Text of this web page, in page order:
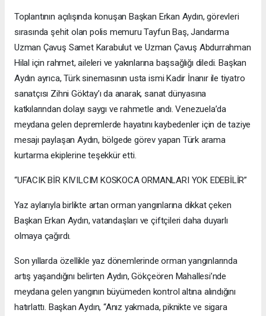
Toplantının açılışında konuşan Başkan Erkan Aydın, görevleri
sırasında şehit olan polis memuru Tayfun Baş, Jandarma
Uzman Çavuş Samet Karabulut ve Uzman Çavuş Abdurrahman
Hilal için rahmet, aileleri ve yakınlarına başsağlığı diledi. Başkan
Aydın ayrıca, Türk sinemasının usta ismi Kadir İnanır ile tiyatro
sanatçısı Zihni Göktay’ı da anarak, sanat dünyasına
katkılarından dolayı saygı ve rahmetle andı. Venezuela’da
meydana gelen depremlerde hayatını kaybedenler için de taziye
mesajı paylaşan Aydın, bölgede görev yapan Türk arama
kurtarma ekiplerine teşekkür etti.
“UFACIK BİR KIVILCIM KOSKOCA ORMANLARI YOK EDEBİLİR”
Yaz aylarıyla birlikte artan orman yangınlarına dikkat çeken
Başkan Erkan Aydın, vatandaşları ve çiftçileri daha duyarlı
olmaya çağırdı.
Son yıllarda özellikle yaz dönemlerinde orman yangınlarında
artış yaşandığını belirten Aydın, Gökçeören Mahallesi’nde
meydana gelen yangının büyümeden kontrol altına alındığını
hatırlattı. Başkan Aydın, “Anız yakmada, piknikte ve sigara